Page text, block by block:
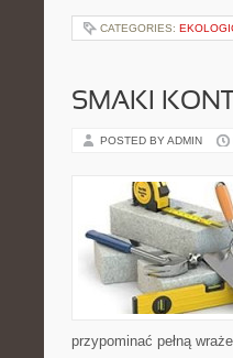
CATEGORIES:
SMAKI
POSTED BY ADMIN
przypominać pełną